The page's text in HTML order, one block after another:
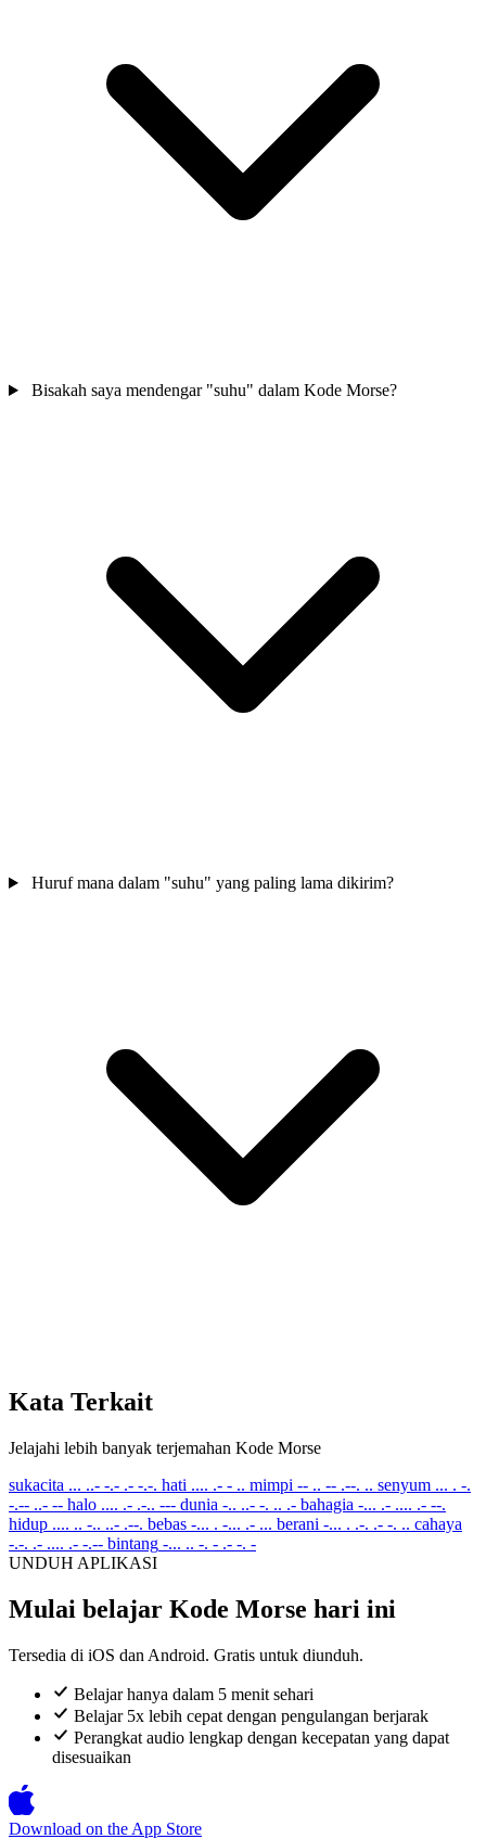
Bisakah saya mendengar "suhu" dalam Kode Morse?
Huruf mana dalam "suhu" yang paling lama dikirim?
Kata Terkait
Jelajahi lebih banyak terjemahan Kode Morse
sukacita ... ..- -.- .- -.-. hati .... .- - .. mimpi -- .. -- .--. .. senyum ... . -.
-.-- ..- -- halo .... .- .-.. --- dunia -.. ..- -. .. .- bahagia -... .- .... .- --.
hidup .... .. -.. ..- .--. bebas -... . -... .- ... berani -... . .-. .- -. .. cahaya
-.-. .- .... .- -.-- bintang -... .. -. - .- -. -
UNDUH APLIKASI
Mulai belajar Kode Morse hari ini
Tersedia di iOS dan Android. Gratis untuk diunduh.
Belajar hanya dalam 5 menit sehari
Belajar 5x lebih cepat dengan pengulangan berjarak
Perangkat audio lengkap dengan kecepatan yang dapat
disesuaikan
Download on the App Store